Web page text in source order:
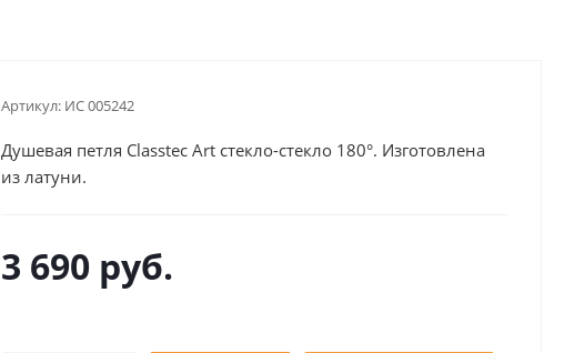
Артикул: ИС 005242
Душевая петля Classtec Art стекло-стекло 180°. Изготовлена
из латуни.
3 690 руб.